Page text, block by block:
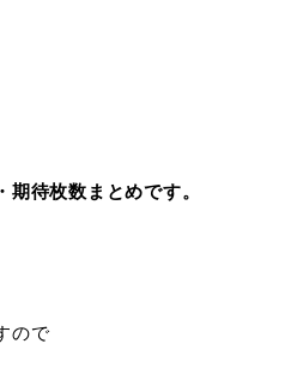
待枚数まとめです。
ので